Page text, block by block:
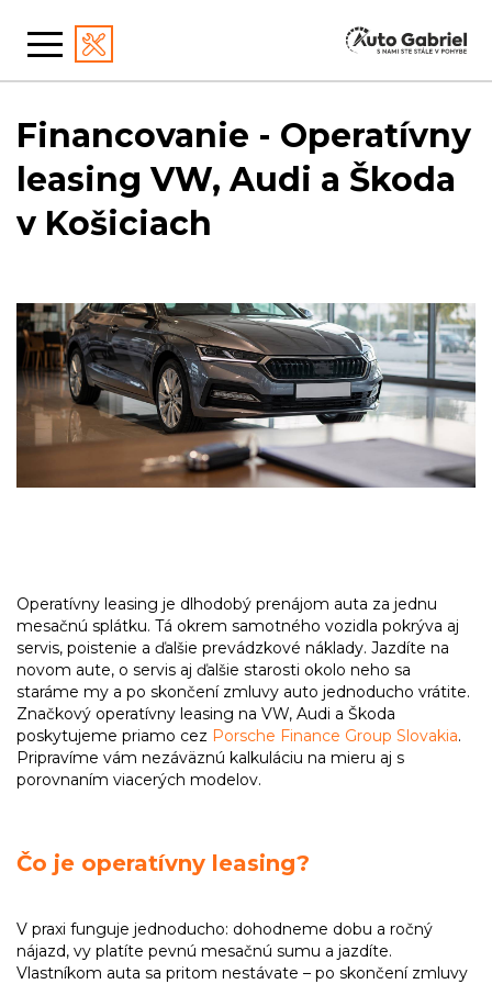
Financovanie - Operatívny
leasing VW, Audi a Škoda
v Košiciach
Operatívny leasing je dlhodobý prenájom auta za jednu
mesačnú splátku. Tá okrem samotného vozidla pokrýva aj
servis, poistenie a ďalšie prevádzkové náklady. Jazdíte na
novom aute, o servis aj ďalšie starosti okolo neho sa
staráme my a po skončení zmluvy auto jednoducho vrátite.
Značkový operatívny leasing na VW, Audi a Škoda
poskytujeme priamo cez Porsche Finance Group Slovakia.
Pripravíme vám nezáväznú kalkuláciu na mieru aj s
porovnaním viacerých modelov.
Čo je operatívny leasing?
V praxi funguje jednoducho: dohodneme dobu a ročný
nájazd, vy platíte pevnú mesačnú sumu a jazdíte.
Vlastníkom auta sa pritom nestávate – po skončení zmluvy